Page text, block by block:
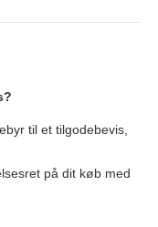
til et tilgodebevis,
på dit køb med